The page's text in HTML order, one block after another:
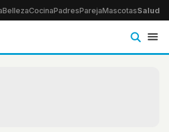
BellezaCocinaPadresParejaMascotasSalud